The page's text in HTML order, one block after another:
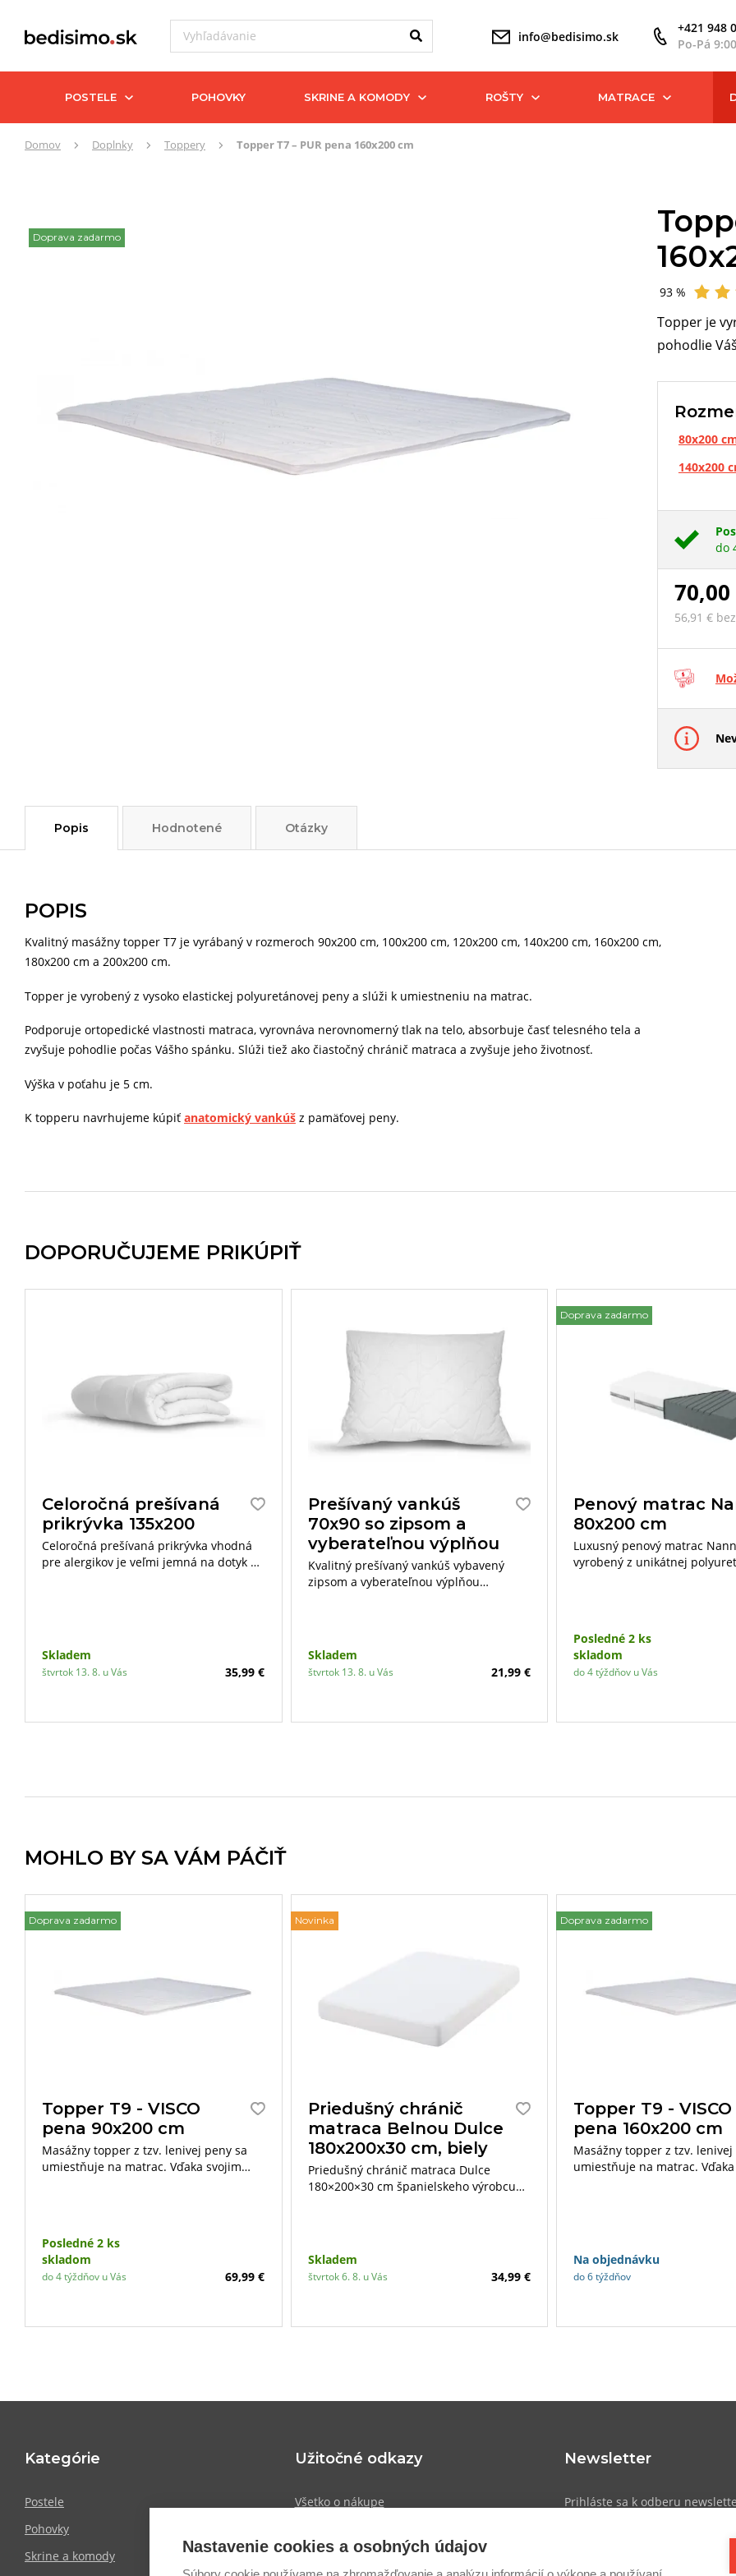
info@bedisimo.sk
+421 948
Po-Pá
POSTELE POHOVKY SKRINE A KOMODY ROŠTY MATRACE
Domov Doplnky Toppery Topper T7 – PUR pena 160x200 cm
Hodnotené
93 %
Topper je
pohodlie
Doprava zadarmo
80x200
140x200
do
70,00
56,91 €
Popis Hodnotené Otázky
POPIS
Kvalitný masážny topper T7 je vyrábaný v rozmeroch 90x200 cm, 100x200 cm, 120x200 cm, 140x200 cm, 160x200 cm,
180x200 cm a 200x200 cm.
Topper je vyrobený z vysoko elastickej polyuretánovej peny a slúži k umiestneniu na matrac.
Podporuje ortopedické vlastnosti matraca, vyrovnáva nerovnomerný tlak na telo, absorbuje časť telesného tela a
zvyšuje pohodlie počas Vášho spánku. Slúži tiež ako čiastočný chránič matraca a zvyšuje jeho životnosť.
Výška v poťahu je 5 cm.
K topperu navrhujeme kúpiť anatomický vankúš z pamäťovej peny.
DOPORUČUJEME PRIKÚPIŤ
Celoročná prešívaná
prikrývka 135x200
Celoročná prešívaná prikrývka vhodná
pre alergikov je veľmi jemná na dotyk a
Skladem
štvrtok 13. 8. u Vás 35,99 €
Prešívaný vankúš
70x90 so zipsom a
vyberateľnou výplňou
Kvalitný prešívaný vankúš vybavený
zipsom a vyberateľnou výplňou
dopĺňať a uberať.
Skladem
štvrtok 13. 8. u Vás 21,99 €
Doprava zadarmo
Penový matrac
80x200 cm
Luxusný penový matrac
vyrobený z unikátnej
Posledné 2 ks
skladom
do 4 týždňov u Vás
MOHLO BY SA VÁM PÁČIŤ
Doprava zadarmo
Topper T9 - VISCO
pena 90x200 cm
Masážny topper z tzv. lenivej peny sa
umiestňuje na matrac. Vďaka svojim
Posledné 2 ks
skladom
do 4 týždňov u Vás 69,99 €
Novinka
Priedušný chránič
matraca Belnou Dulce
180x200x30 cm, biely
Priedušný chránič matraca Dulce
180×200×30 cm španielskeho výrobcu
mikrovláknu a polyuretánovému záteru
je ľahký, vodeodolný a zároveň príjemný
na dotyk.
Skladem
štvrtok 6. 8. u Vás 34,99 €
Doprava zadarmo
Topper T9 - VISCO
pena 160x200 cm
Masážny topper z tzv. lenivej
umiestňuje na matrac.
Na objednávku
do 6 týždňov
Kategórie
Postele
Pohovky
Skrine a komody
Užitočné odkazy
Všetko o nákupe
Informácie o cookies
Newsletter
Prihláste sa k odberu
Nastavenie cookies a osobných údajov